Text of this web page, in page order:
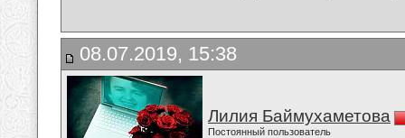
08.07.2019, 15:38
Лилия Баймухаметова
Постоянный пользователь